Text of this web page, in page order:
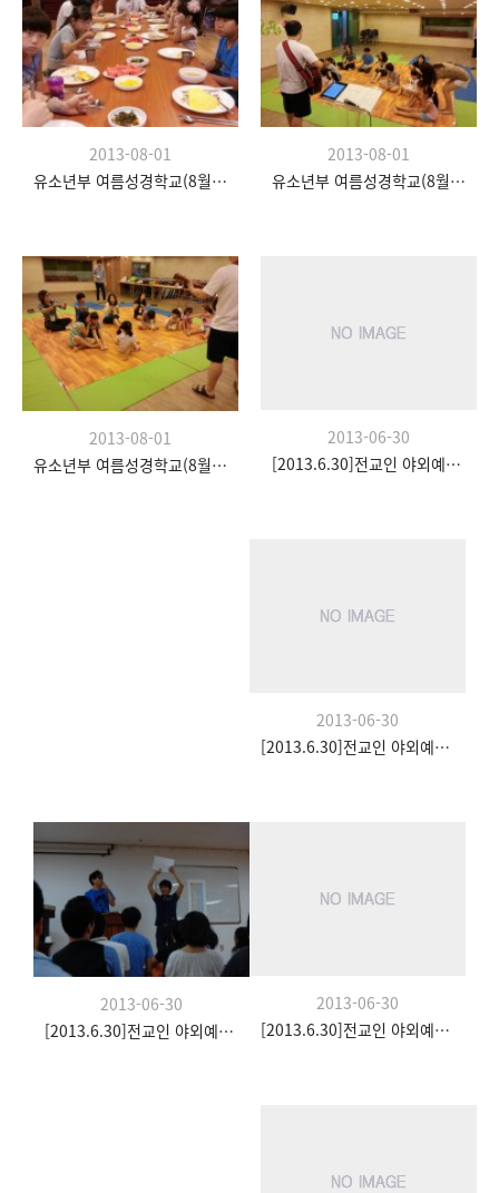
2013-08-01
유소년부 여름성경학교(8월 20일)
2013-08-01
유소년부 여름성경학교(8월 20일)
2013-08-01
유소년부 여름성경학교(8월 20일)
2013-06-30
[2013.6.30]전교인 야외예배- 팀수양관
2013-06-30
[2013.6.30]전교인 야외예배- 팀수양관
2013-06-30
[2013.6.30]전교인 야외예배- 팀수양관
2013-06-30
[2013.6.30]전교인 야외예배- 팀수양관